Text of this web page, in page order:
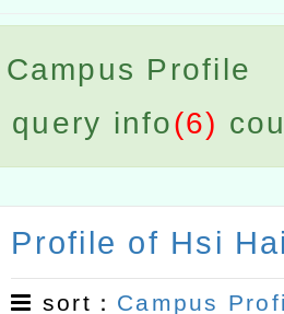
學辦理「114至
導計畫師資專業
Profile
query info(6)
Profile of Hsi
sort： Campus